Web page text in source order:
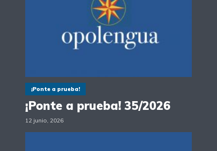
¡Ponte a prueba!
¡Ponte a prueba! 35/2026
12 junio, 2026